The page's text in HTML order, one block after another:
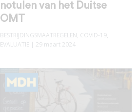
notulen van het Duitse
OMT
BESTRIJDINGSMAATREGELEN, COVID-19,
EVALUATIE | 29 maart 2024